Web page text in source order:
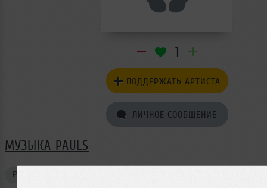
1
ПОДДЕРЖАТЬ АРТИСТА
ЛИЧНОЕ СООБЩЕНИЕ
МУЗЫКА PAULS
Ремиксы